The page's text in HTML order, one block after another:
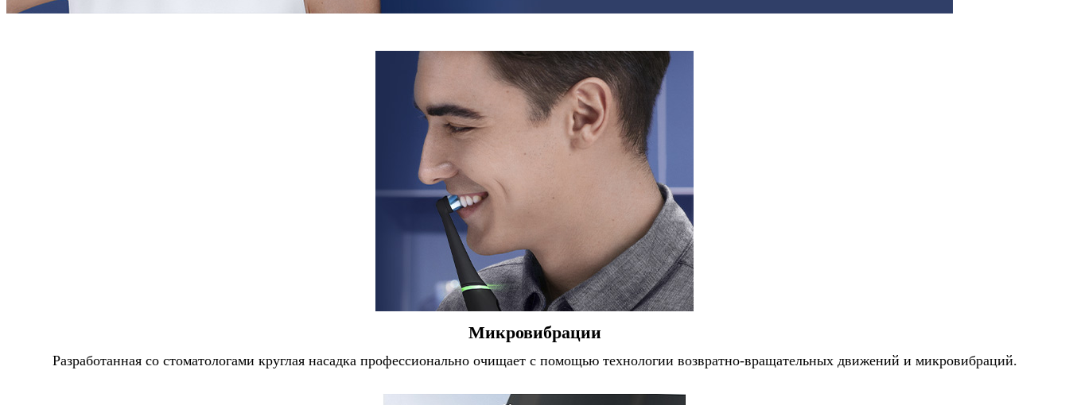
Микровибрации
Разработанная со стоматологами круглая насадка профессионально очищает с помощью технологии возвратно-вращательных движений и микровибраций.